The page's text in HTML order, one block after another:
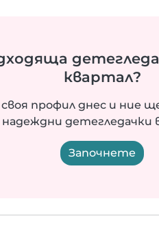
квартал?
профил днес и ние
детегледачки
Започнете